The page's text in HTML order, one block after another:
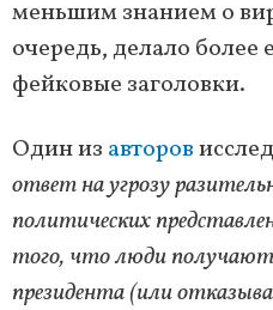
меньшим знанием о
очередь, делало более
фейковые заголовки.
Один из авторов
ответ на угрозу
политических
того, что люди
президента (или